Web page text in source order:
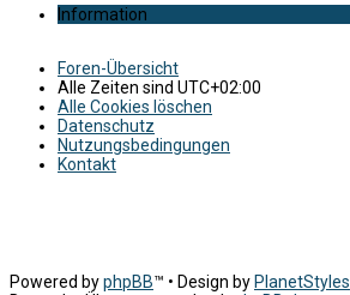
Information
Foren-Übersicht
Alle Zeiten sind UTC+02:00
Alle Cookies löschen
Datenschutz
Nutzungsbedingungen
Kontakt
Powered byphpBB™ • Design by PlanetStyles